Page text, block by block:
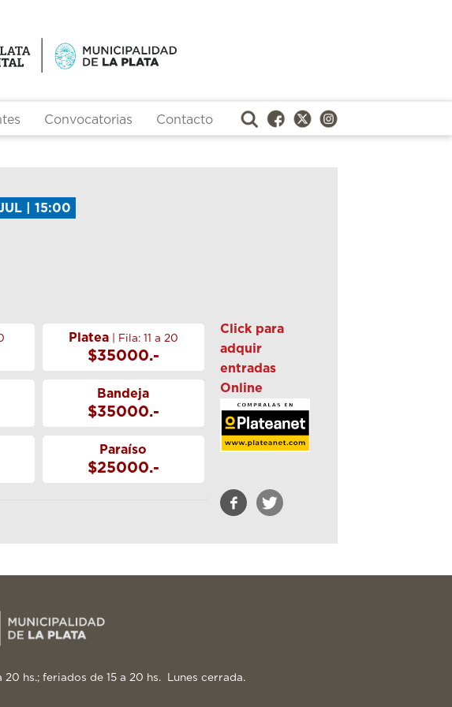
Convocatorias Contacto
| 15:00
Platea| Fila: 11 a 20
$35000.-
Bandeja
$35000.-
Paraíso
$25000.-
Click para
adquir
entradas
Online
hs.; feriados de 15 a 20 hs. Lunes cerrada.